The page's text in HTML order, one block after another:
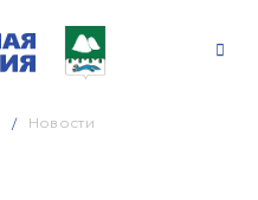
Новости